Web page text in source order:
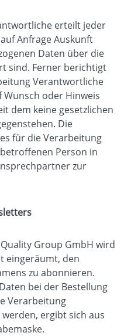
erteilt jeder
Anfrage Auskunft
Daten über die
sind. Ferner berichtigt
Verantwortliche
oder Hinweis
dem keine gesetzlichen
Die
für die Verarbeitung
Person in
zur
Group GmbH wird
eingeräumt, den
zu abonnieren.
bei der Bestellung
Verarbeitung
ergibt sich aus